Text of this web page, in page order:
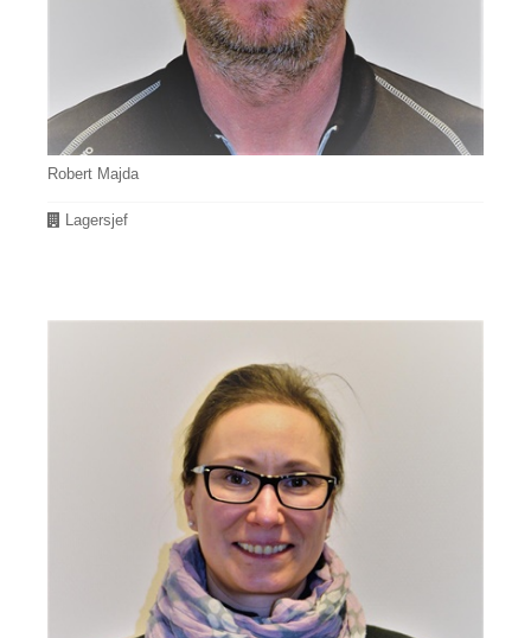
Robert Majda
Avdeling
Lagersjef